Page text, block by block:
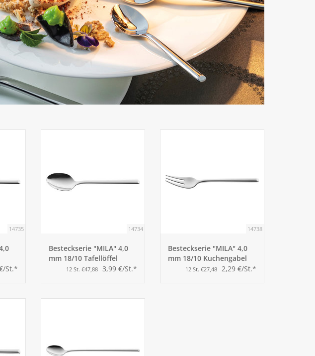
14735
St.*
14734
Besteckserie "MILA" 4,0
mm 18/10 Tafellöffel
12 St. €47,88 3,99 €/St.*
14738
Besteckserie "MILA" 4,0
mm 18/10 Kuchengabel
12 St. €27,48 2,29 €/St.*